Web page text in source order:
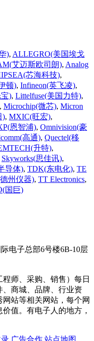
), ALLEGRO(美国埃戈
艾迈斯欧司朗), Analog
芯海科技),
顿), Infineon(英飞凌),
), Littelfuse(美国力特),
, Microchip(微芯), Micron
), MXIC(旺宏),
恩智浦), Omnivision(豪
高通), Quectel(移
升特),
Skyworks(思佳讯),
导体), TDK(东电化), TE
德州仪器), TT Electronics,
国巨)
电子总部6号楼6B-10层
师、采购、销售）每日
商城、品牌、行业资
站等相关网站，每个网
值。有电子人的地方，
广告合作 站点地图